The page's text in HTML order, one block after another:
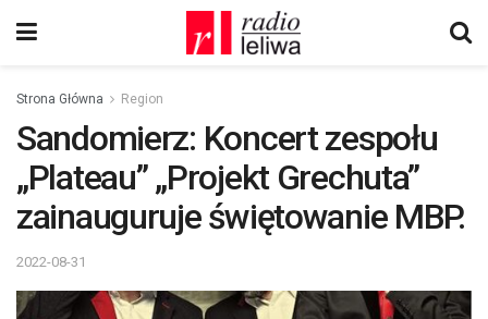
Strona Główna Region
Sandomierz: Koncert zespołu
„Plateau” „Projekt Grechuta”
zainauguruje świętowanie MBP.
2022-08-31